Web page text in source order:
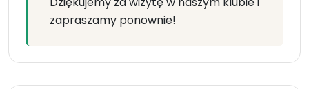
zapraszamy ponownie!